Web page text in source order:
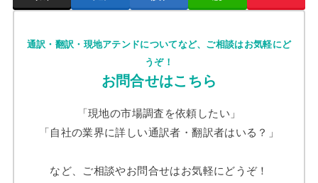
通訳・翻訳・現地アテンドについてなど、ご相談はお気軽にど
うぞ！
お問合せはこちら
「現地の市場調査を依頼したい」
「自社の業界に詳しい通訳者・翻訳者はいる？」
など、ご相談やお問合せはお気軽にどうぞ！